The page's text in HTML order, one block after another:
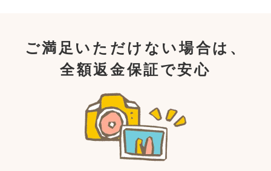
ご満足いただけない場合は、
全額返金保証で安心